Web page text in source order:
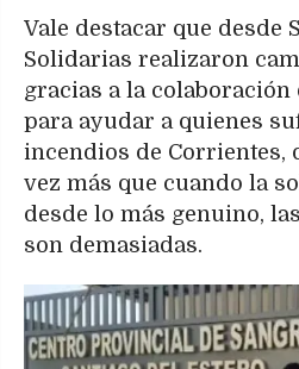
Vale destacar que desde
Solidarias realizaron
gracias a la colaboración
para ayudar a quienes
incendios de Corrientes,
vez más que cuando la
desde lo más genuino,
son demasiadas.